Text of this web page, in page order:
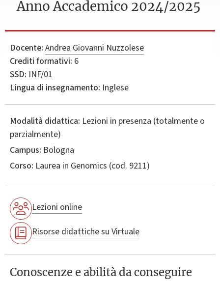
Anno Accademico 2024/2025
Docente: Andrea Giovanni Nuzzolese
Crediti formativi: 6
SSD: INF/01
Lingua di insegnamento: Inglese
Modalità didattica: Lezioni in presenza (totalmente o
parzialmente)
Campus: Bologna
Corso: Laurea in Genomics (cod. 9211)
Lezioni online
Risorse didattiche su Virtuale
Conoscenze e abilità da conseguire